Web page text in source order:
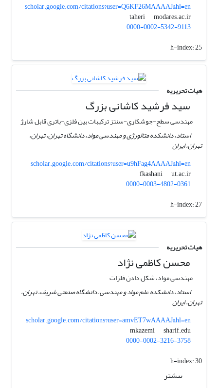
scholar.google.com/citations?user=Q6KF26MAAAAJ&hl=en
taheri
modares.ac.ir
0000-0002-5342-9113
h-index:25
هیات تحریریه
سید فرشید کاشانی بزرگ
مهندسی سطح-جوشکاری-سنتز ترکیبات بین فلزی-باتری قابل شارژ
استاد، دانشکده متالورژی و مهندسی مواد، دانشگاه تهران، تهران،
تهران، ایران
scholar.google.com/citations?user=u9hFag4AAAAJ&hl=en
fkashani
ut.ac.ir
0000-0003-4802-0361
h-index:27
هیات تحریریه
محسن کاظمی نژاد
مهندسی مواد، شکل دادن فلزات
استاد، دانشکده علم مواد و مهندسی، دانشگاه صنعتی شریف، تهران،
تهران، ایران
scholar.google.com/citations?user=amvET7wAAAAJ&hl=en
mkazemi
sharif.edu
0000-0002-3216-3758
h-index:30
بیشتر